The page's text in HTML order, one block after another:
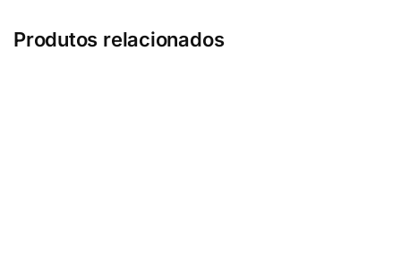
Produtos relacionados